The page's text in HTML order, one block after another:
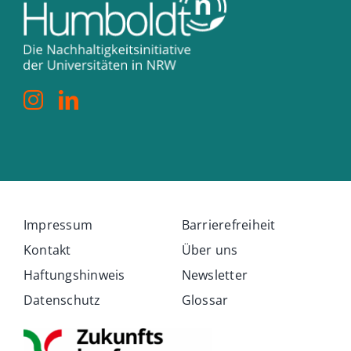
Impressum
Kontakt
Haftungshinweis
Datenschutz
Barrierefreiheit
Über uns
Newsletter
Glossar